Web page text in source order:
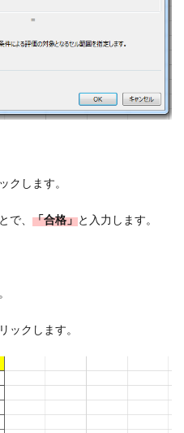
クします。
で、 「合格」と入力します。
ックします。